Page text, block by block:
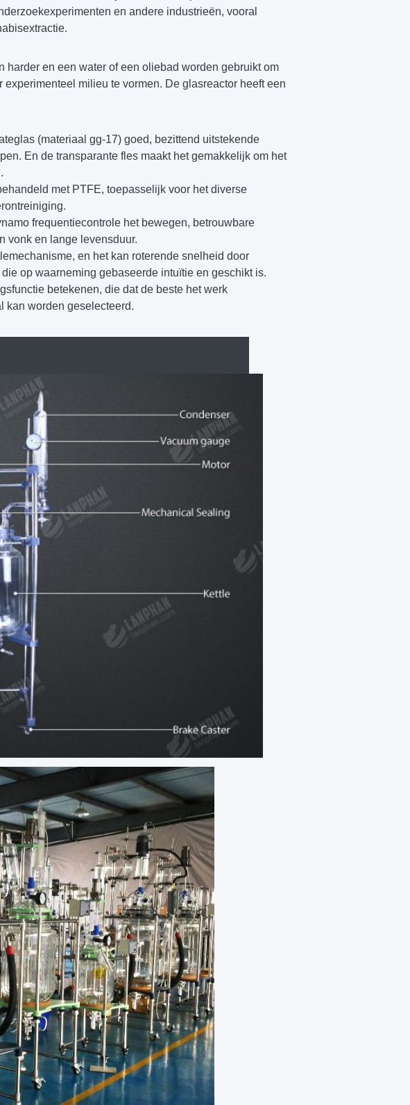
en andere industrieën, vooral
harder en een water of een oliebad worden gebruikt om
milieu te vormen. De glasreactor heeft een
(materiaal gg-17) goed, bezittend uitstekende
En de transparante fles maakt het gemakkelijk om het
met PTFE, toepasselijk voor het diverse
frequentiecontrole het bewegen, betrouwbare
vonk en lange levensduur.
en het kan roterende snelheid door
op waarneming gebaseerde intuïtie en geschikt is.
betekenen, die dat de beste het werk
kan worden geselecteerd.